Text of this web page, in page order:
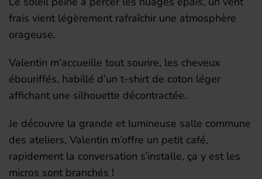
frais vient légèrement rafraîchir une atmosphère
orageuse.
Valentin m’accueille tout sourire, les cheveux
ébouriffés, habillé d’un t-shirt de coton léger
affichant une silhouette décontractée.
Je découvre la grande et lumineuse salle commune
des ateliers, Valentin m’offre un petit café,
rapidement la conversation s’installe, ça y est les
micros sont branchés !